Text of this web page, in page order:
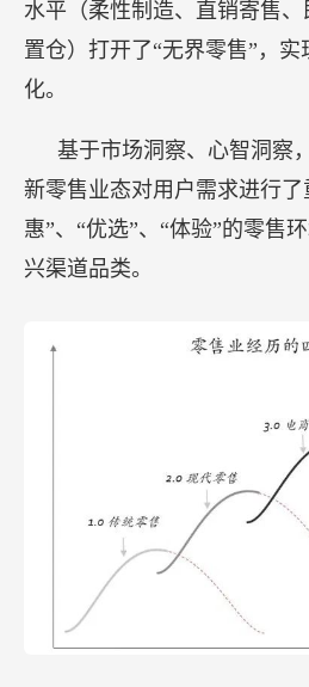
水平（柔性制造、直销寄售
置仓）打开了“无界零售”，
化。
基于市场洞察、心智洞察
新零售业态对用户需求进行了
惠”、“优选”、“体验”的零售
兴渠道品类。